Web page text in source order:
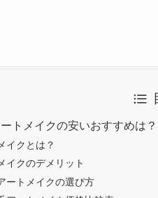
トメイクの安いおすすめは？
イクとは？
イクのデメリット
ートメイクの選び方